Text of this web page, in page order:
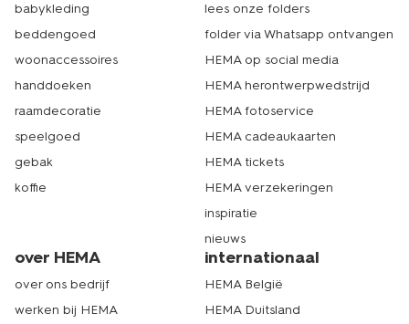
babykleding
beddengoed
woonaccessoires
handdoeken
raamdecoratie
speelgoed
gebak
koffie
lees onze folders
folder via Whatsapp ontvangen
HEMA op social media
HEMA herontwerpwedstrijd
HEMA fotoservice
HEMA cadeaukaarten
HEMA tickets
HEMA verzekeringen
inspiratie
nieuws
over HEMA
over ons bedrijf
werken bij HEMA
internationaal
HEMA België
HEMA Duitsland